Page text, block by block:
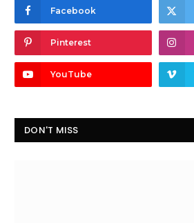
Facebook
Pinterest
YouTube
DON'T MISS